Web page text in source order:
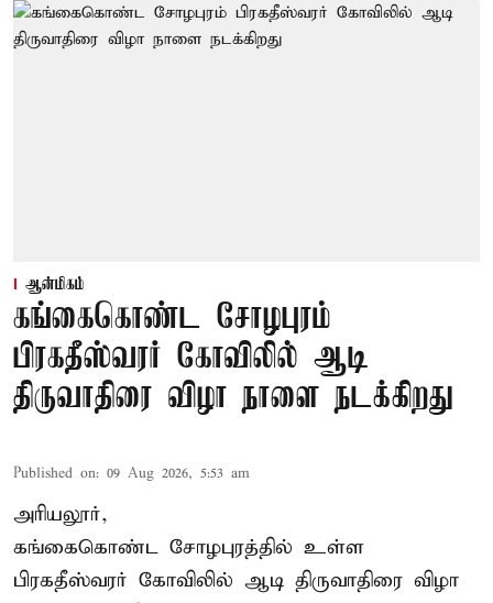
ஆன்மிகம்
கங்கைகொண்ட சோழபுரம்
பிரகதீஸ்வரர் கோவிலில் ஆடி
திருவாதிரை விழா நாளை நடக்கிறது
Published on: 09 Aug 2026, 5:53 am
அரியலூர்,
கங்கைகொண்ட சோழபுரத்தில் உள்ள
பிரகதீஸ்வரர் கோவிலில் ஆடி திருவாதிரை விழா